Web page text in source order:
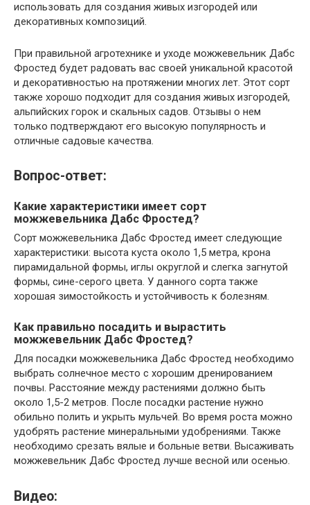
использовать для создания живых изгородей или
декоративных композиций.
При правильной агротехнике и уходе можжевельник Дабс
Фростед будет радовать вас своей уникальной красотой
и декоративностью на протяжении многих лет. Этот сорт
также хорошо подходит для создания живых изгородей,
альпийских горок и скальных садов. Отзывы о нем
только подтверждают его высокую популярность и
отличные садовые качества.
Вопрос-ответ:
Какие характеристики имеет сорт
можжевельника Дабс Фростед?
Сорт можжевельника Дабс Фростед имеет следующие
характеристики: высота куста около 1,5 метра, крона
пирамидальной формы, иглы округлой и слегка загнутой
формы, сине-серого цвета. У данного сорта также
хорошая зимостойкость и устойчивость к болезням.
Как правильно посадить и вырастить
можжевельник Дабс Фростед?
Для посадки можжевельника Дабс Фростед необходимо
выбрать солнечное место с хорошим дренированием
почвы. Расстояние между растениями должно быть
около 1,5-2 метров. После посадки растение нужно
обильно полить и укрыть мульчей. Во время роста можно
удобрять растение минеральными удобрениями. Также
необходимо срезать вялые и больные ветви. Высаживать
можжевельник Дабс Фростед лучше весной или осенью.
Видео: